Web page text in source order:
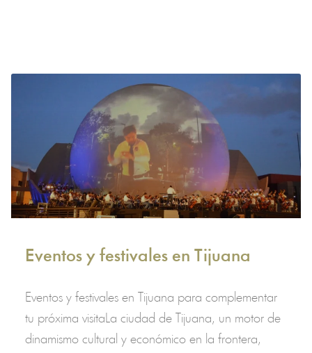
Eventos y festivales en Tijuana
Eventos y festivales en Tijuana para complementar
tu próxima visitaLa ciudad de Tijuana, un motor de
dinamismo cultural y económico en la frontera,